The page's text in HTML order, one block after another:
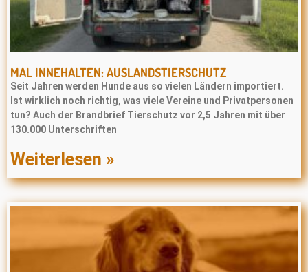
MAL INNEHALTEN: AUSLANDSTIERSCHUTZ
Seit Jahren werden Hunde aus so vielen Ländern importiert.
Ist wirklich noch richtig, was viele Vereine und Privatpersonen
tun? Auch der Brandbrief Tierschutz vor 2,5 Jahren mit über
130.000 Unterschriften
Weiterlesen »